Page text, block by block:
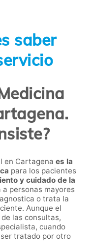
saber
en Cartagena es la
para los pacientes
y cuidado de la
personas mayores
o trata la
Aunque el
las consultas,
cuando
tratado por otro